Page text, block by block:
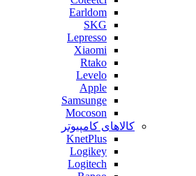
Earldom
SKG
Lepresso
Xiaomi
Rtako
Levelo
Apple
Samsunge
Mocoson
کالاهای کامپیوتر
KnetPlus
Logikey
Logitech